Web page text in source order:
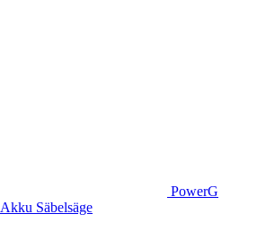
PowerG
Säbelsäge